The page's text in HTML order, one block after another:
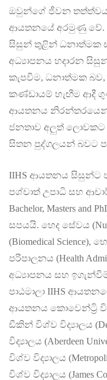
ඔවුන්ගේ ජීවන තත්ත්වය
ආයතනයේ අරමුණු වේ.
සිසුන් තුළින් ධනාත්මක
අධ්‍යාපනය හදාරන
කැපවීම, ධනාත්මක
කණ්ඩායම් හැඟීම ආදී
ආයතනය නිරන්තරයෙන්
ජනතාව අලුත් ලොවකට
සිතන පුද්ගලයන් බවට
IIHS ආයතනය සිසුන්ට
පශ්චාත් උපාධි සහ
Bachelor, Masters
සපයයි. හෙද සේවය
(Biomedical
පරිපාලනය (Health
අධ්‍යාපනය සහ ඉගැන්වීම්
පාඨමාලා IIHS
ආයතනය කොවෙන්ට්‍රි විශ්ව
ඩීකින් විශ්ව විද්‍යාලය
විද්‍යාලය (Aberdeen
විශ්ව විද්‍යාලය
විශ්ව විද්‍යාලය (James